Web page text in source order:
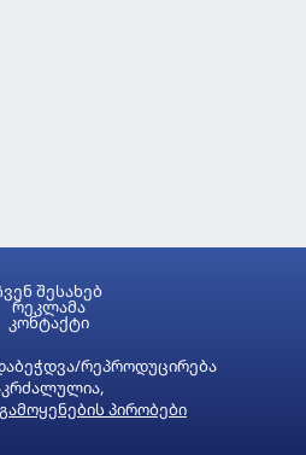
რეპროდუცირება
პირობები
შესახებ
რეკლამა
კონტაქტი